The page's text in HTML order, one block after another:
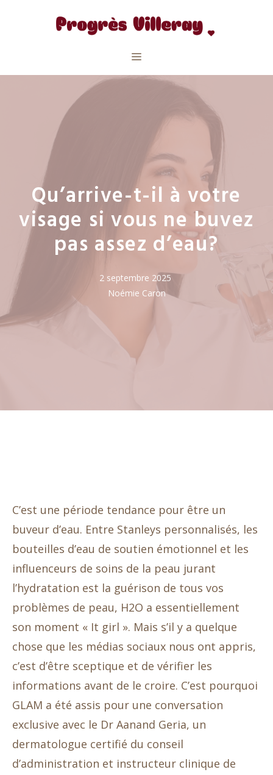
Menu
Qu’arrive-t-il à votre
visage si vous ne buvez
pas assez d’eau?
2 septembre 2025
Noémie Caron
C’est une période tendance pour être un
buveur d’eau. Entre Stanleys personnalisés, les
bouteilles d’eau de soutien émotionnel et les
influenceurs de soins de la peau jurant
l’hydratation est la guérison de tous vos
problèmes de peau, H2O a essentiellement
son moment « It girl ». Mais s’il y a quelque
chose que les médias sociaux nous ont appris,
c’est d’être sceptique et de vérifier les
informations avant de le croire. C’est pourquoi
GLAM a été assis pour une conversation
exclusive avec le Dr Aanand Geria, un
dermatologue certifié du conseil
d’administration et instructeur clinique de